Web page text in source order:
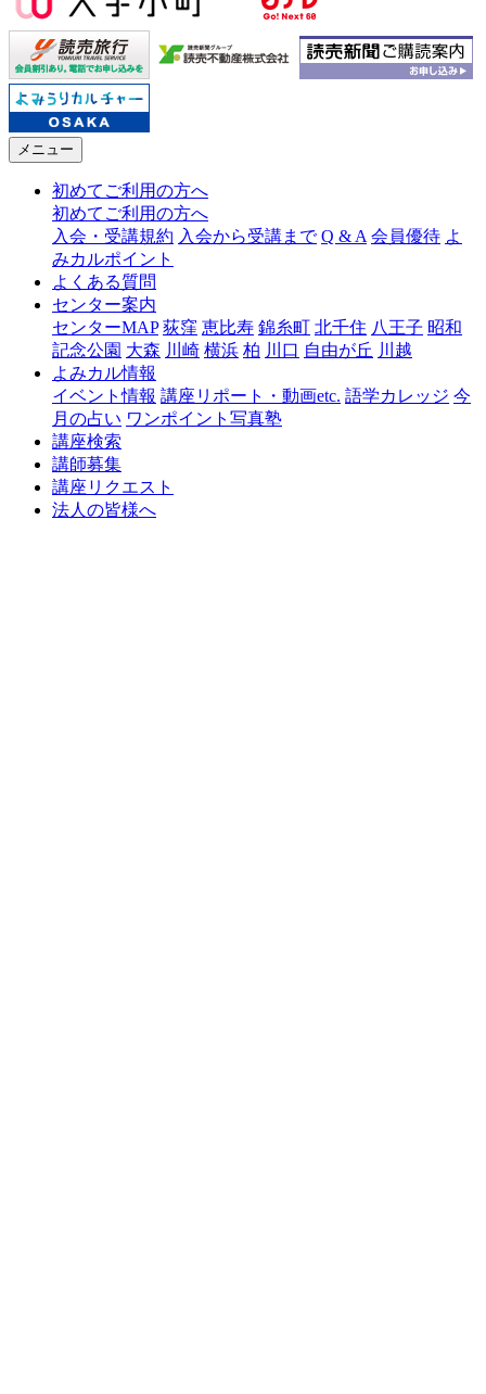
メニュー
初めてご利用の方へ
初めてご利用の方へ
入会・受講規約 入会から受講まで Q & A 会員優待 よ
みカルポイント
よくある質問
センター案内
センターMAP 荻窪 恵比寿 錦糸町 北千住 八王子 昭和
記念公園 大森 川崎 横浜 柏 川口 自由が丘 川越
よみカル情報
イベント情報 講座リポート・動画etc. 語学カレッジ 今
月の占い ワンポイント写真塾
講座検索
講師募集
講座リクエスト
法人の皆様へ